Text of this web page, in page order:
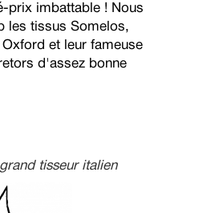
prix imbattable ! Nous
les tissus Somelos,
et leur fameuse
d'assez bonne
tisseur italien